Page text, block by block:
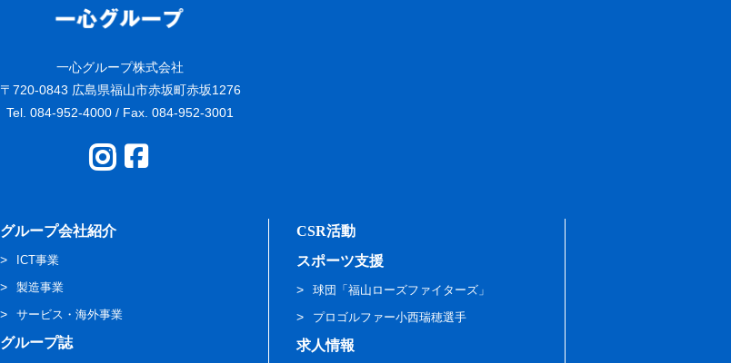
一心グループ株式会社
〒720-0843 広島県福山市赤坂町赤坂1276
Tel. 084-952-4000 / Fax. 084-952-3001
グループ会社紹介
ICT事業
製造事業
サービス・海外事業
グループ誌
CSR活動
スポーツ支援
球団「福山ローズファイターズ」
プロゴルファー小西瑞穂選手
求人情報